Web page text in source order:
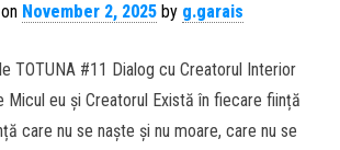
November 2, 2025by g.garais
TOTUNA #11 Dialog cu Creatorul Interior
Micul eu și Creatorul Există în fiecare ființă
care nu se naște și nu moare, care nu se